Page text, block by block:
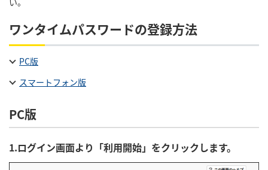
ワンタイムパスワードの登録方法
PC版
スマートフォン版
PC版
1.ログイン画面より「利用開始」をクリックします。